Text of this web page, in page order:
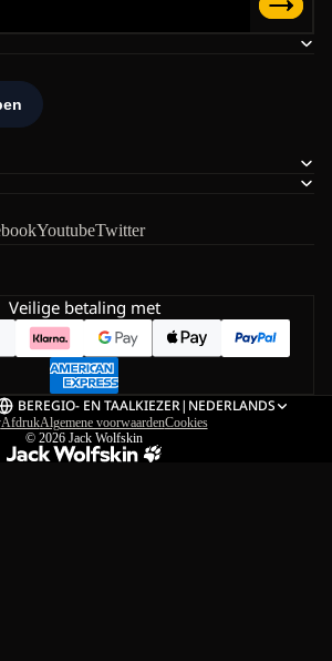
YoutubeTwitter
Veilige betaling met
BEREGIO- EN TAALKIEZER| NEDERLANDS
AfdrukAlgemene voorwaardenCookies
© 2026 Jack Wolfskin